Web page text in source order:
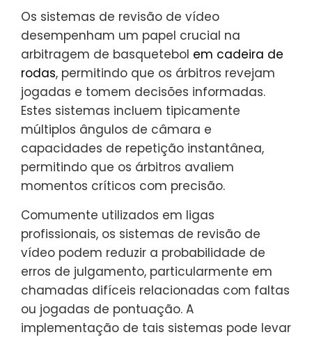
Os sistemas de revisão de vídeo
desempenham um papel crucial na
arbitragem de basquetebol em cadeira de
rodas, permitindo que os árbitros revejam
jogadas e tomem decisões informadas.
Estes sistemas incluem tipicamente
múltiplos ângulos de câmara e
capacidades de repetição instantânea,
permitindo que os árbitros avaliem
momentos críticos com precisão.
Comumente utilizados em ligas
profissionais, os sistemas de revisão de
vídeo podem reduzir a probabilidade de
erros de julgamento, particularmente em
chamadas difíceis relacionadas com faltas
ou jogadas de pontuação. A
implementação de tais sistemas pode levar